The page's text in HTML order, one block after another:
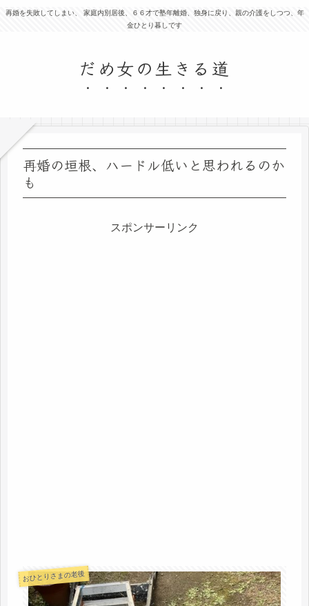
再婚を失敗してしまい、 家庭内別居後、６６才で塾年離婚、独身に戻り、親の介護をしつつ、年
金ひとり暮しです
だめ女の生きる道
再婚の垣根、ハードル低いと思われるのか
も
スポンサーリンク
おひとりさまの老後